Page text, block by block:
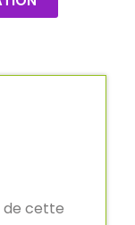
de cette